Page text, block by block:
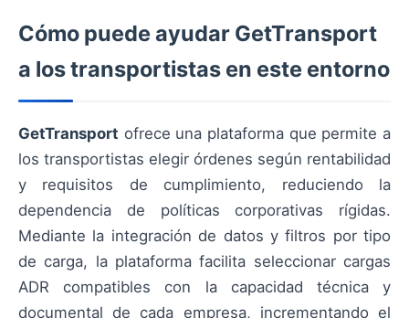
Cómo puede ayudar GetTransport
a los transportistas en este entorno
GetTransport ofrece una plataforma que permite a
los transportistas elegir órdenes según rentabilidad
y requisitos de cumplimiento, reduciendo la
dependencia de políticas corporativas rígidas.
Mediante la integración de datos y filtros por tipo
de carga, la plataforma facilita seleccionar cargas
ADR compatibles con la capacidad técnica y
documental de cada empresa, incrementando el